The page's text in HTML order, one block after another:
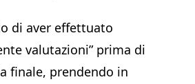
di aver effettuato
valutazioni” prima di
finale, prendendo in